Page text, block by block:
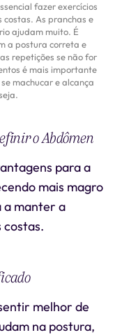
fazer exercícios
costas. As pranchas e
ajudam muito. É
a postura correta e
repetições se não for
é mais importante
machucar e alcança
o Abdômen
para a
mais magro
a manter a
costas.
melhor de
na postura,